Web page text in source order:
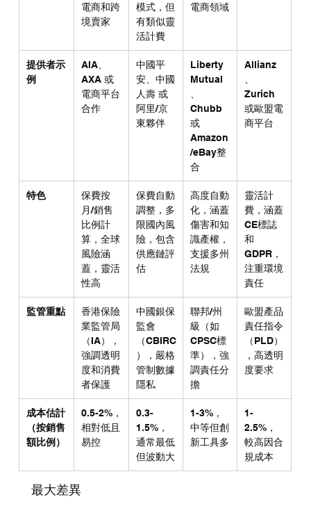
電商和跨
境賣家
模式，但
有類似靈
活計費
電商領域
提供者示
例
AIA、
AXA 或
電商平台
合作
中國平
安、中國
人壽 或
阿里/京
東夥伴
Liberty
Mutual
Chubb
或
Amazon
/eBay整
合
Allianz
Zurich
或歐盟電
商平台
特色
保費按
月/銷售
比例計
算，全球
風險涵
蓋，靈活
性高
保費自動
調整，多
限國內風
險，包含
供應鏈評
估
高度自動
化，涵蓋
傷害和知
識產權，
支援多州
法規
靈活計
費，涵蓋
CE標誌
和
GDPR，
注重環境
責任
監管重點
香港保險
業監管局
（IA），
強調透明
度和消費
者保護
中國銀保
監會
（CBIRC
），嚴格
管制數據
隱私
聯邦/州
級（如
CPSC標
準），強
調責任分
擔
歐盟產品
責任指令
（PLD）
，高透明
度要求
成本估計
（按銷售
額比例）
0.5-2%，
相對低且
易控
0.3-
1.5%，
通常最低
但波動大
1-3%，
中等但創
新工具多
1-
2.5%，
較高因合
規成本
最大差異